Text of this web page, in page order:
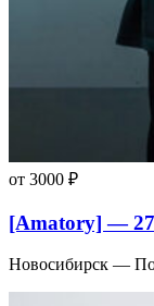
от 3000 ₽
[Amatory] —
Новосибирск —